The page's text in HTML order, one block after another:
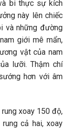
bi thực sự kích
này lên chiếc
và những đường
giới mê mẩn,
vật của nam
lưỡi. Thậm chí
hơn với âm
xoay 150 độ,
cả hai, xoay